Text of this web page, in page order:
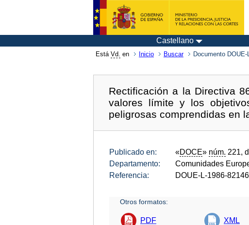
Castellano
Está Vd. en Inicio Buscar Documento DOUE-
Rectificación a la Directiva
valores límite y los
peligrosas comprendidas en
Publicado en: «DOCE» núm. 221,
Departamento:
Comunidades
Referencia:
DOUE-L-1986-82146
Otros formatos:
PDF XML